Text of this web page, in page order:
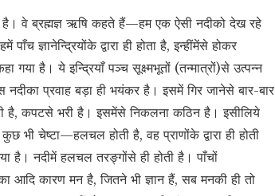
है। वे ब्रह्मज्ञ ऋषि कहते हैं—हम एक ऐसी नदीको देख रहे
ज्ञानेन्द्रियोंके द्वारा ही होता है, इन्हींमेंसे होकर
गया है। ये इन्द्रियाँ पञ्च सूक्ष्मभूतों (तन्मात्रों)से उत्पन्न
प्रवाह बड़ा ही भयंकर है। इसमें गिर जानेसे बार-बार
है, कपटसे भरी है। इसमेंसे निकलना कठिन है। इसीलिये
चेष्टा—हलचल होती है, वह प्राणोंके द्वारा ही होती
है। नदीमें हलचल तरङ्गोंसे ही होती है। पाँचों
आदि कारण मन है, जितने भी ज्ञान हैं, सब मनकी ही तो